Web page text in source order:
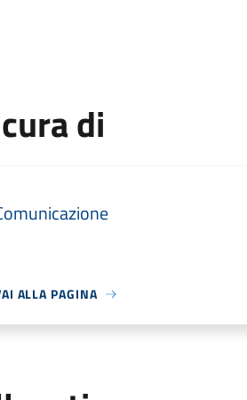
di
ALLA PAGINA